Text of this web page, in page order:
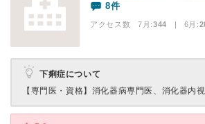
8件
アクセス数 7月:344 | 6月:
下痢症について
【専門医・資格】 消化器病専門医、消化器内